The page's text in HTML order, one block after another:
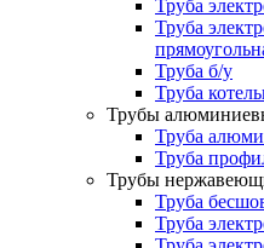
Труба
Труба
Труба б/у
Труба
Трубы
Труба
Труба
Трубы
Труба
Труба